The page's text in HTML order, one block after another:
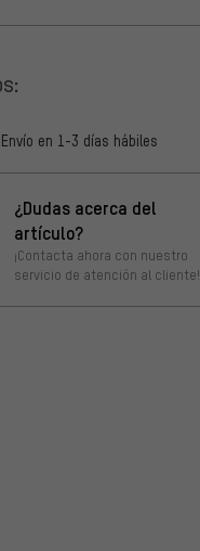
en 1-3 días hábiles
¿Dudas acerca del
artículo?
¡Contacta ahora con nuestro
servicio de atención al cliente!